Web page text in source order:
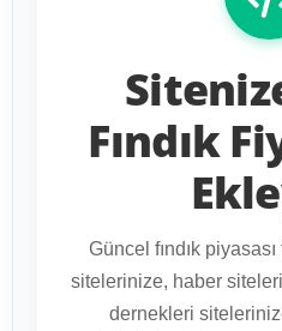
Fındık
Güncel fındık
sitelerinize, haber
dernekleri